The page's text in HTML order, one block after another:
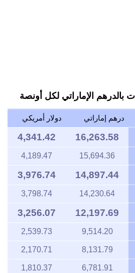
بالدرهم الإماراتي لكل أونصة
درهم إماراتي دولار أمريكي
16,263.58
4,341.42
15,694.36
4,189.47
14,897.44
3,976.74
14,230.64
3,798.74
12,197.69
3,256.07
9,514.20
2,539.73
8,131.79
2,170.71
6,781.91
1,810.37